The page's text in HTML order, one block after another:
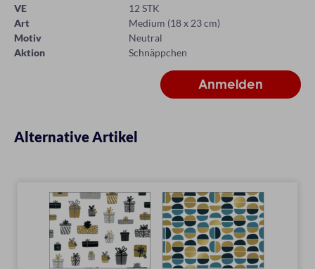
VE
12 STK
Art
Medium (18 x 23 cm)
Motiv
Neutral
Aktion
Schnäppchen
Alternative Artikel